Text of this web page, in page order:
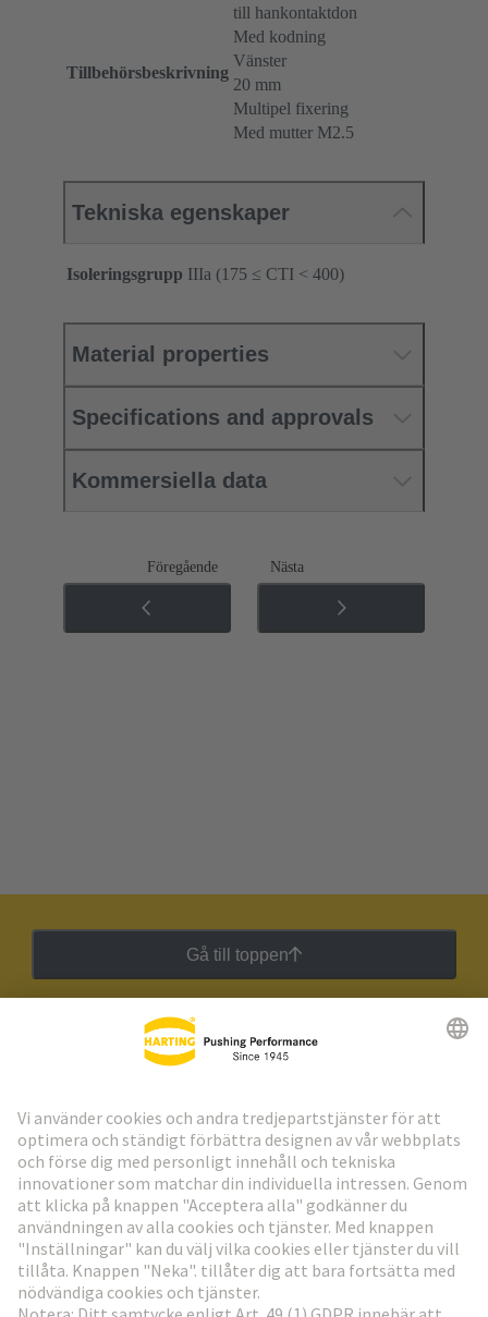
Tillbehörsbeskrivning
till hankontaktdon
Med kodning
Vänster
20 mm
Multipel fixering
Med mutter M2.5
Tekniska egenskaper
Isoleringsgrupp IIIa (175 ≤ CTI < 400)
Material properties
Specifications and approvals
Kommersiella data
Föregående Nästa
Gå till toppen
HARTING:s nyhetsbrev
Gå till registrering
Social Media